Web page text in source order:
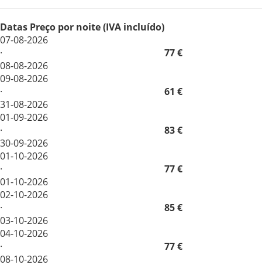
Datas Preço por noite (IVA incluído)
07-08-2026
·
08-08-2026
77 €
09-08-2026
·
31-08-2026
61 €
01-09-2026
·
30-09-2026
83 €
01-10-2026
·
01-10-2026
77 €
02-10-2026
·
03-10-2026
85 €
04-10-2026
·
08-10-2026
77 €